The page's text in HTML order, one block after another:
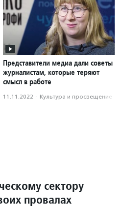
Представители медиа дали советы
журналистам, которые теряют
смысл в работе
11.11.2022 · Культура и просвещение
сектору
провалах